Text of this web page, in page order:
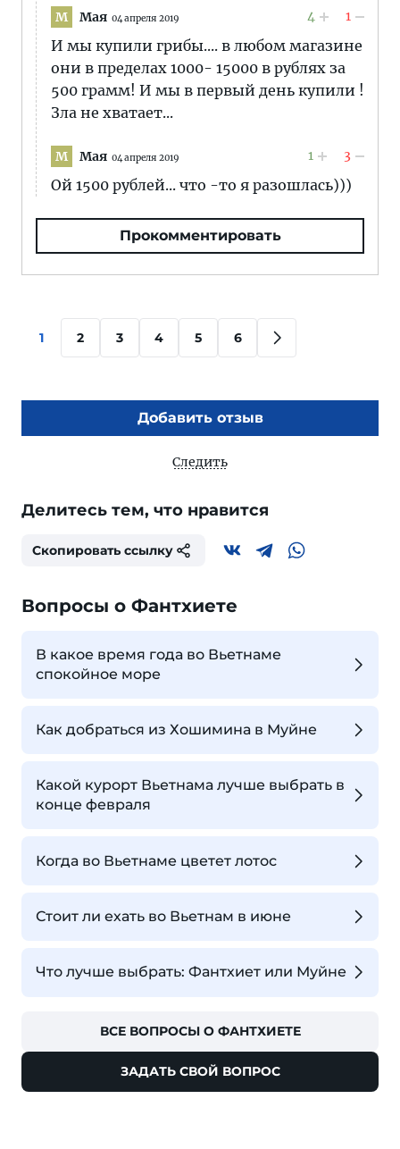
М Мая 04 апреля 2019 4 1
И мы купили грибы.... в любом магазине
они в пределах 1000- 15000 в рублях за
500 грамм! И мы в первый день купили !
Зла не хватает...
М Мая 04 апреля 2019 1 3
Ой 1500 рублей... что -то я разошлась)))
Прокомментировать
1 2 3 4 5 6
Добавить отзыв
Следить
Делитесь тем, что нравится
Скопировать ссылку
Вопросы о Фантхиете
В какое время года во Вьетнаме
спокойное море
Как добраться из Хошимина в Муйне
Какой курорт Вьетнама лучше выбрать в
конце февраля
Когда во Вьетнаме цветет лотос
Стоит ли ехать во Вьетнам в июне
Что лучше выбрать: Фантхиет или Муйне
ВСЕ ВОПРОСЫ О ФАНТХИЕТЕ
ЗАДАТЬ СВОЙ ВОПРОС